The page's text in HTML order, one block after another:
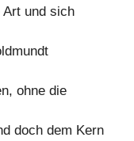
und sich
ohne die
doch dem Kern